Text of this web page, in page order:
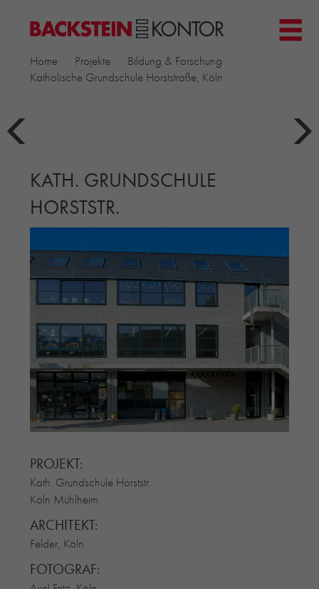
PROJEKTE
EINFAMILIENHÄUSER
ÖFFENTLICHE BAUTEN
BILDUNG & FORSCHUNG
RIEMCHENKOLLEKTIONEN TONWERK
ALLGEMEINE RIEMCHENKOLLEKTIONEN
PETERSEN TEGL
RE-USE-ZIEGEL
GLASUR-ZIEGEL
RE-USE-MÖRTEL
FASSADENPLANUNG (SCHWEIZ)
PRIVATKUNDEN
ÜBER UNS
BLOG
Home Projekte
Bildung & Forschung
Katholische Grundschule Horststraße, Köln
KATH. GRUNDSCHULE
HORSTSTR.
PROJEKT:
Kath. Grundschule Horststr.
Köln Mühlheim
ARCHITEKT:
Felder, Köln
FOTOGRAF: